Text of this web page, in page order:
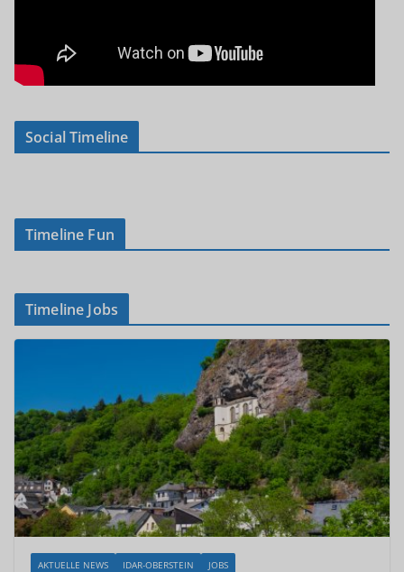
Social Timeline
Timeline Fun
Timeline Jobs
AKTUELLE NEWS IDAR-OBERSTEIN JOBS